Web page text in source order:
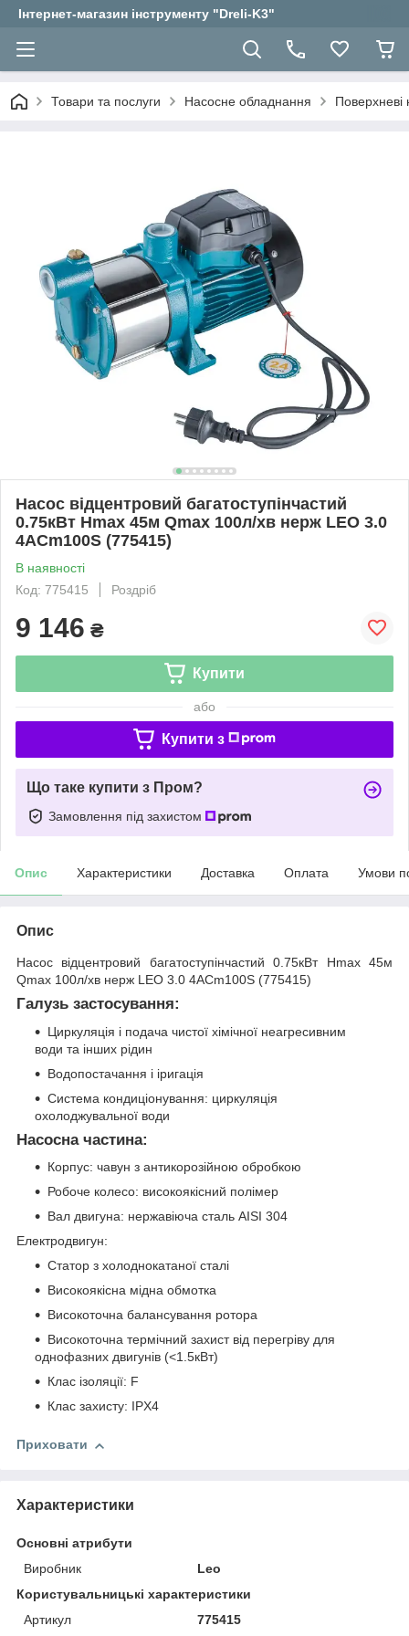
Інтернет-магазин інструменту "Dreli-K3"
Товари та послуги Насосне обладнання Поверхневі
Насос відцентровий багатоступінчастий
0.75кВт Hmax 45м Qmax 100л/хв нерж LEO 3.0
4ACm100S (775415)
В наявності
Код: 775415
Роздріб
9 146 ₴
Купити
або
Купити з
Що таке купити з Пром?
Замовлення під захистом
Опис Характеристики Доставка Оплата Умови
Опис
Насос відцентровий багатоступінчастий 0.75кВт Hmax 45м
Qmax 100л/хв нерж LEO 3.0 4ACm100S (775415)
Галузь застосування:
Циркуляція і подача чистої хімічної неагресивним
води та інших рідин
Водопостачання і іригація
Система кондиціонування: циркуляція
охолоджувальної води
Насосна частина:
Корпус: чавун з антикорозійною обробкою
Робоче колесо: високоякісний полімер
Вал двигуна: нержавіюча сталь AISI 304
Електродвигун:
Статор з холоднокатаної сталі
Високоякісна мідна обмотка
Високоточна балансування ротора
Високоточна термічний захист від перегріву для
однофазних двигунів (<1.5кВт)
Клас ізоляції: F
Клас захисту: IPX4
Приховати
Характеристики
Основні атрибути
Виробник
Leo
Користувальницькі характеристики
Артикул
775415